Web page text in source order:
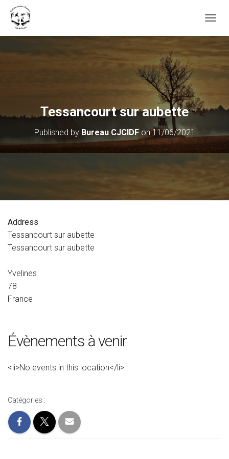
Tessancourt sur aubette
Published by Bureau CJCIDFon11/06/2021
Address
Tessancourt sur aubette
Tessancourt sur aubette
Yvelines
78
France
Évènements à venir
<li>No events in this location</li>
Catégories :